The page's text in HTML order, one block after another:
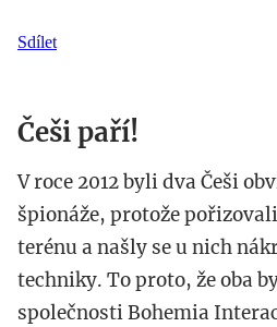
Sdílet
Češi paří!
V roce 2012 byli dva Češi
špionáže, protože
terénu a našly se u nich
techniky. To proto, že oba
společnosti Bohemia